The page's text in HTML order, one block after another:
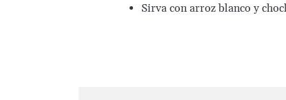
Sirva con arroz blanco y